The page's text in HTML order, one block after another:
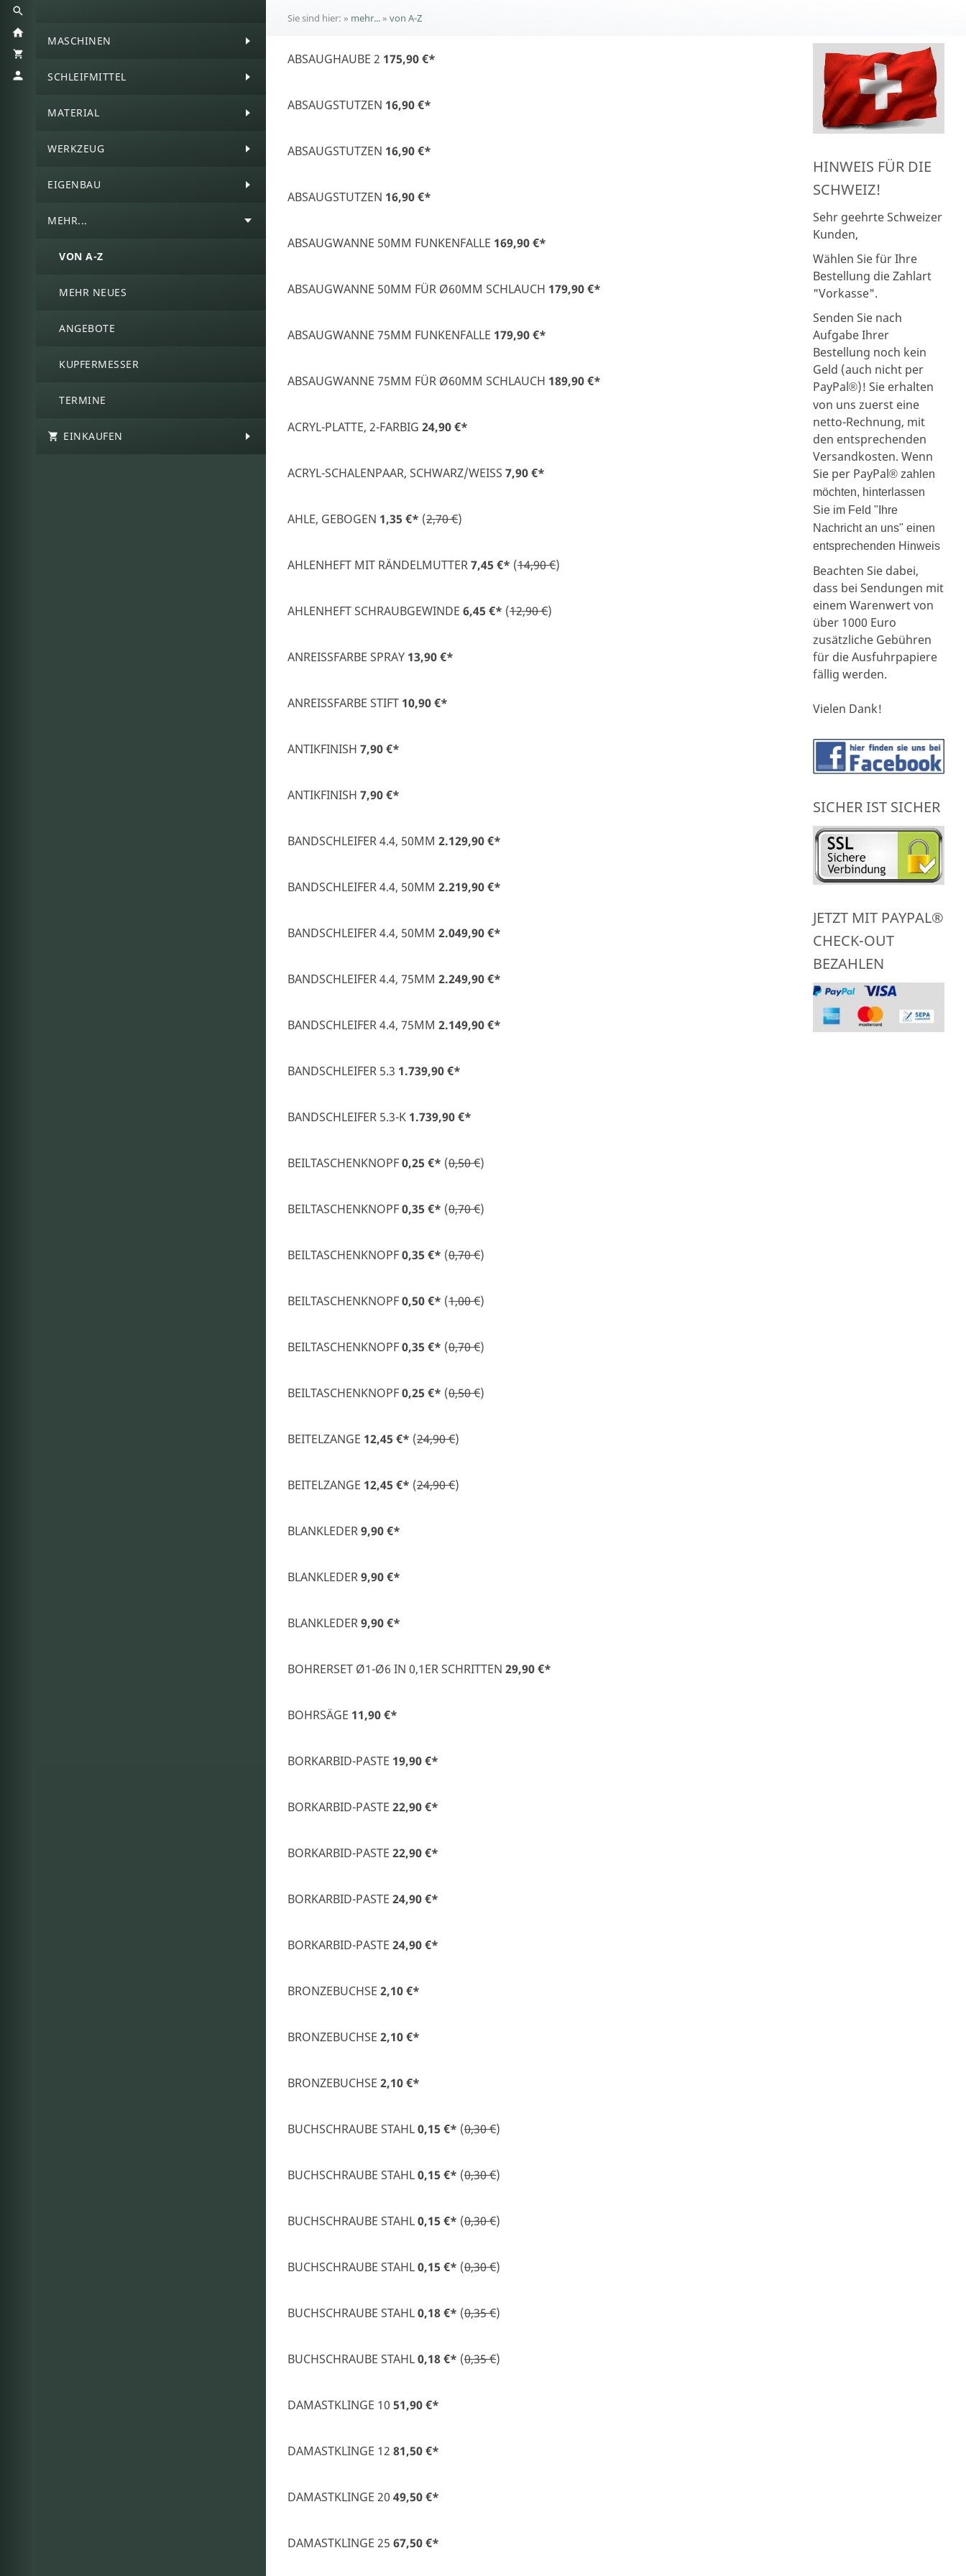
MASCHINEN
SCHLEIFMITTEL
MATERIAL
WERKZEUG
EIGENBAU
MEHR...
VON A-Z
MEHR NEUES
ANGEBOTE
KUPFERMESSER
TERMINE
EINKAUFEN
Sie sind hier: » mehr...» von A-Z
ABSAUGHAUBE 2 175,90 €*
ABSAUGSTUTZEN 16,90 €*
ABSAUGSTUTZEN 16,90 €*
ABSAUGSTUTZEN 16,90 €*
ABSAUGWANNE 50MM FUNKENFALLE 169,90 €*
ABSAUGWANNE 50MM FÜR Ø60MM SCHLAUCH 179,90 €*
ABSAUGWANNE 75MM FUNKENFALLE 179,90 €*
ABSAUGWANNE 75MM FÜR Ø60MM SCHLAUCH 189,90 €*
ACRYL-PLATTE, 2-FARBIG 24,90 €*
ACRYL-SCHALENPAAR, SCHWARZ/WEISS 7,90 €*
AHLE, GEBOGEN 1,35 €* (2,70 €)
AHLENHEFT MIT RÄNDELMUTTER7,45 €* (14,90 €)
AHLENHEFT SCHRAUBGEWINDE 6,45 €* (12,90 €)
ANREISSFARBE SPRAY 13,90 €*
ANREISSFARBE STIFT 10,90 €*
ANTIKFINISH 7,90 €*
ANTIKFINISH 7,90 €*
BANDSCHLEIFER 4.4, 50MM 2.129,90 €*
BANDSCHLEIFER 4.4, 50MM 2.219,90 €*
BANDSCHLEIFER 4.4, 50MM 2.049,90 €*
BANDSCHLEIFER 4.4, 75MM 2.249,90 €*
BANDSCHLEIFER 4.4, 75MM 2.149,90 €*
BANDSCHLEIFER 5.3 1.739,90 €*
BANDSCHLEIFER 5.3-K 1.739,90 €*
BEILTASCHENKNOPF0,25 €* (0,50 €)
BEILTASCHENKNOPF0,35 €* (0,70 €)
BEILTASCHENKNOPF0,35 €* (0,70 €)
BEILTASCHENKNOPF0,50 €* (1,00 €)
BEILTASCHENKNOPF0,35 €* (0,70 €)
BEILTASCHENKNOPF0,25 €* (0,50 €)
BEITELZANGE 12,45 €* (24,90 €)
BEITELZANGE 12,45 €* (24,90 €)
BLANKLEDER9,90 €*
BLANKLEDER9,90 €*
BLANKLEDER9,90 €*
BOHRERSET Ø1-Ø6 IN 0,1ER SCHRITTEN 29,90 €*
BOHRSÄGE 11,90 €*
BORKARBID-PASTE 19,90 €*
BORKARBID-PASTE 22,90 €*
BORKARBID-PASTE 22,90 €*
BORKARBID-PASTE 24,90 €*
BORKARBID-PASTE 24,90 €*
BRONZEBUCHSE 2,10 €*
BRONZEBUCHSE 2,10 €*
BRONZEBUCHSE 2,10 €*
BUCHSCHRAUBE STAHL0,15 €* (0,30 €)
BUCHSCHRAUBE STAHL0,15 €* (0,30 €)
BUCHSCHRAUBE STAHL0,15 €* (0,30 €)
BUCHSCHRAUBE STAHL0,15 €* (0,30 €)
BUCHSCHRAUBE STAHL0,18 €* (0,35 €)
BUCHSCHRAUBE STAHL0,18 €* (0,35 €)
DAMASTKLINGE 10 51,90 €*
DAMASTKLINGE 12 81,50 €*
DAMASTKLINGE 20 49,50 €*
DAMASTKLINGE 25 67,50 €*
HINWEIS FÜR DIE
SCHWEIZ!
Sehr geehrte Schweizer
Kunden,
Wählen Sie für Ihre
Bestellung die Zahlart
"Vorkasse".
Senden Sie nach
Aufgabe Ihrer
Bestellung noch kein
Geld (auch nicht per
PayPal®)! Sie erhalten
von uns zuerst eine
netto-Rechnung, mit
den entsprechenden
Versandkosten. Wenn
Sie per PayPal® zahlen
möchten, hinterlassen
Sie im Feld "Ihre
Nachricht an uns" einen
entsprechenden Hinweis
Beachten Sie dabei,
dass bei Sendungen mit
einem Warenwert von
über 1000 Euro
zusätzliche Gebühren
für die Ausfuhrpapiere
fällig werden.
Vielen Dank!
SICHER IST SICHER
JETZT MIT PAYPAL®
CHECK-OUT
BEZAHLEN